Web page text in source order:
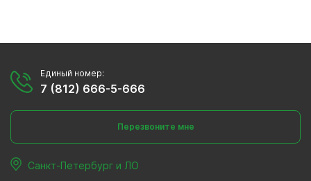
Единый номер:
7 (812) 666-5-666
Перезвоните мне
Санкт-Петербург и ЛО